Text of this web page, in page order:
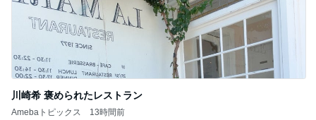
記事を読む
やっとグーできるネイルチェンジ
Amebaトピックス 21時間前